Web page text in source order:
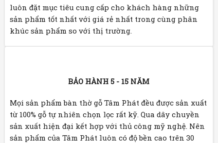
luôn đặt mục tiêu cung cấp cho khách hàng những
sản phẩm tốt nhất với giá rẻ nhất trong cùng phân
khúc sản phẩm so với thị trường.
BẢO HÀNH 5 - 15 NĂM
Mọi sản phẩm bàn thờ gỗ Tâm Phát đều được sản xuất
từ 100% gỗ tự nhiên chọn lọc rất kỹ. Qua dây chuyền
sản xuất hiện đại kết hợp với thủ công mỹ nghệ. Nên
sản phẩm của Tâm Phát luôn có độ bền cao trên 30